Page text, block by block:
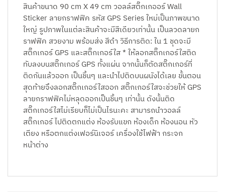
สินค้าขนาด 90 cm X 49 cm วอลล์สติ๊กเกออร์ Wall
Sticker ลายกราฟฟิค รหัส GPS Series ใหม่เป็นภาพขนาด
ใหญ่ รูปภาพในแต่ละสินค้าจะมีสีเดียวเท่านั้น เป็นลวดลายก
ราฟฟิค สวยงาม พร้อมส่ง สีดำ วิธีการติด: ใน 1 ชุดจะมี
สติ๊กเกอร์ GPS และสติ๊กเกอร์ใส * ให้ลอกสติ๊กเกอร์ใสติด
ทับลงบนสติ๊กเกอร์ GPS ทั้งแผ่น จากนั้นก็ตัดสติ๊กเกอร์ที่
ติดกันแล้วออก เป็นชิ้นๆ และนำไปติดบนผนังได้เลย ขั้นตอน
สุดท้ายจึงลอกสติ๊กเกอร์ใสออก สติ๊กเกอร์ใสจะช่วยให้ GPS
ลายกราฟฟิคไม่หลุดออกเป็นชิ้นๆ เท่านั้น ดังนั้นติด
สติ๊กเกอร์ใสไม่เรียบก็ไม่เป็นไรนะคะ สามารถนำวอลล์
สติ๊กเกอร์ ไปติดตกแต่ง ห้องรับแขก ห้องเด็ก ห้องนอน หัว
เตียง หรือตกแต่งเฟอร์นิเจอร์ เครื่องใช้ไฟฟ้า กระจก
หน้าต่าง